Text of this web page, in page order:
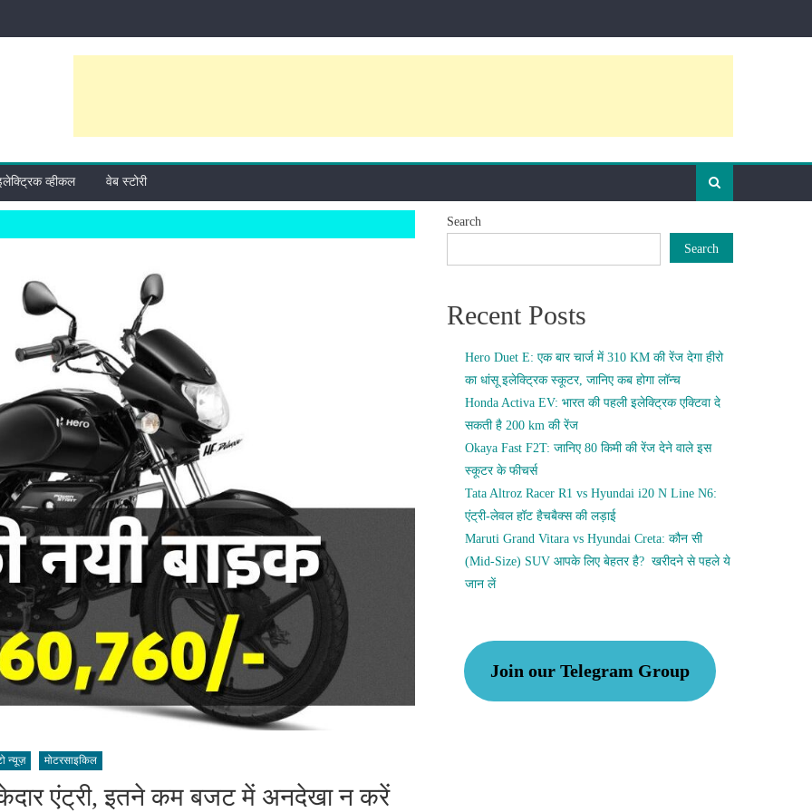
व्हीकल वेब स्टोरी
न्यूज़ मोटरसाइकिल
एंट्री, इतने कम बजट में अनदेखा न करें
Search
Search
Recent Posts
Hero Duet E: एक बार चार्ज में 310 KM की रेंज देगा हीरो
का धांसू इलेक्ट्रिक स्कूटर, जानिए कब होगा लॉन्च
Honda Activa EV: भारत की पहली इलेक्ट्रिक एक्टिवा दे
सकती है 200 km की रेंज
Okaya Fast F2T: जानिए 80 किमी की रेंज देने वाले इस
स्कूटर के फीचर्स
Tata Altroz Racer R1 vs Hyundai i20 N Line N6:
एंट्री-लेवल हॉट हैचबैक्स की लड़ाई
Maruti Grand Vitara vs Hyundai Creta: कौन सी
(Mid-Size) SUV आपके लिए बेहतर है? खरीदने से पहले ये
जान लें
Join our Telegram Group